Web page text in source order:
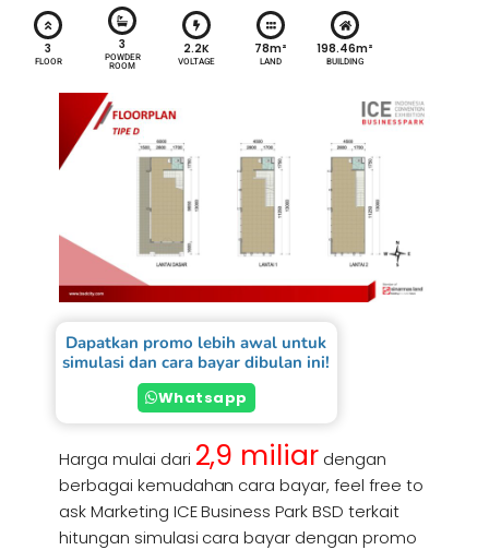
3
FLOOR
3
POWDER
ROOM
2.2K
VOLTAGE
78m²
LAND
198.46m²
BUILDING
Dapatkan promo lebih awal untuk
simulasi dan cara bayar dibulan ini!
Whatsapp
Harga mulai dari 2,9 miliar dengan
berbagai kemudahan cara bayar, feel free to
ask Marketing ICE Business Park BSD terkait
hitungan simulasi cara bayar dengan promo